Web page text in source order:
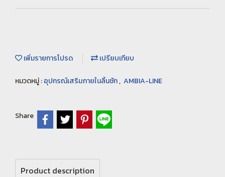
เพิ่มรายการโปรด เปรียบเทียบ
หมวดหมู่ :อุปกรณ์เสริมภายในลิ้นชัก, AMBIA-LINE
Share
Product description